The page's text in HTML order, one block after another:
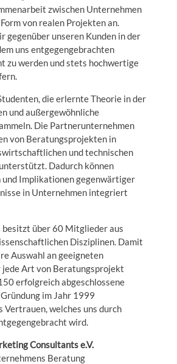
zwischen Unternehmen
von realen Projekten an.
gegenüber unseren Kunden in der
uns entgegengebrachten
zu werden und stets hochwertige
die erlernte Theorie in der
und außergewöhnliche
Die Partnerunternehmen
von Beratungsprojekten in
und technischen
Dadurch können
Implikationen gegenwärtiger
in Unternehmen integriert
über 60 Mitglieder aus
Disziplinen. Damit
Auswahl an geeigneten
jede Art von Beratungsprojekt
erfolgreich abgeschlossene
im Jahr 1999
Vertrauen, welches uns durch
wird.
Consultants e.V.
Beratung